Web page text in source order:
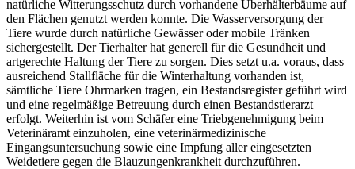
natürliche Witterungsschutz durch vorhandene Überhälterbäume auf
den Flächen genutzt werden konnte. Die Wasserversorgung der
Tiere wurde durch natürliche Gewässer oder mobile Tränken
sichergestellt. Der Tierhalter hat generell für die Gesundheit und
artgerechte Haltung der Tiere zu sorgen. Dies setzt u.a. voraus, dass
ausreichend Stallfläche für die Winterhaltung vorhanden ist,
sämtliche Tiere Ohrmarken tragen, ein Bestandsregister geführt wird
und eine regelmäßige Betreuung durch einen Bestandstierarzt
erfolgt. Weiterhin ist vom Schäfer eine Triebgenehmigung beim
Veterinäramt einzuholen, eine veterinärmedizinische
Eingangsuntersuchung sowie eine Impfung aller eingesetzten
Weidetiere gegen die Blauzungenkrankheit durchzuführen.